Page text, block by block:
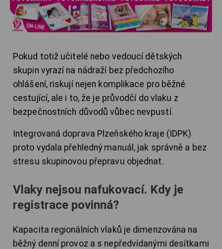
Pokud totiž učitelé nebo vedoucí dětských
skupin vyrazí na nádraží bez předchozího
ohlášení, riskují nejen komplikace pro běžné
cestující, ale i to, že je průvodčí do vlaku z
bezpečnostních důvodů vůbec nevpustí.
Integrovaná doprava Plzeňského kraje (IDPK)
proto vydala přehledný manuál, jak správně a bez
stresu skupinovou přepravu objednat.
Vlaky nejsou nafukovací. Kdy je
registrace povinná?
Kapacita regionálních vlaků je dimenzována na
běžný denní provoz a s nepředvídanými desítkami